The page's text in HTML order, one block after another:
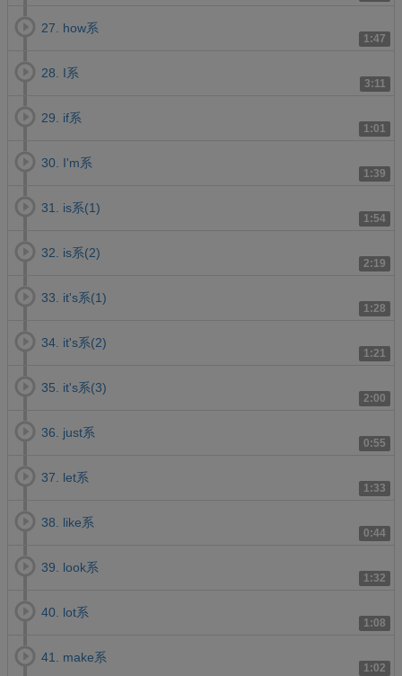
1:47
27. how系
3:11
28. I系
1:01
29. if系
1:39
30. I'm系
1:54
31. is系(1)
2:19
32. is系(2)
1:28
33. it's系(1)
1:21
34. it's系(2)
2:00
35. it's系(3)
0:55
36. just系
1:33
37. let系
0:44
38. like系
1:32
39. look系
1:08
40. lot系
1:02
41. make系